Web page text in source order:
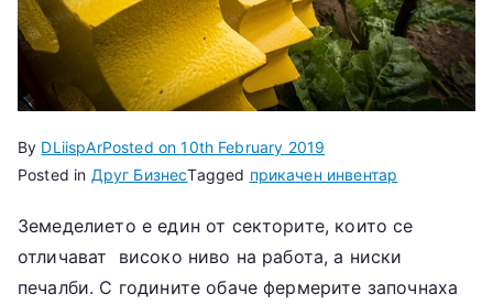
By DLiispArPosted on10th February 2019
Posted in Друг БизнесTagged прикачен инвентар
Земеделието е един от секторите, които се
отличават високо ниво на работа, а ниски
печалби. С годините обаче фермерите започнаха